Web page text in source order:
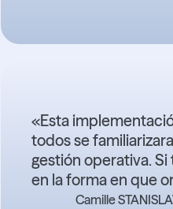
«Esta
todos se
gestión operativa.
en la forma en que
Camille